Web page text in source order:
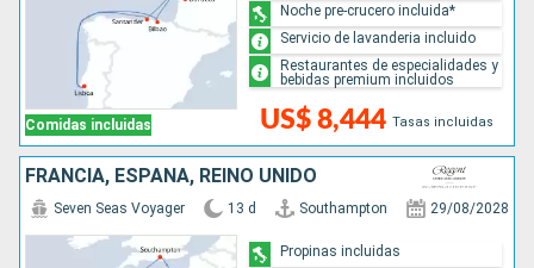
Comidas incluidas US$ 8,444 Tasas incluidas
Noche pre-crucero incluida*
Servicio de lavanderia incluido
Restaurantes de especialidades y
bebidas premium incluidos
FRANCIA, ESPAÑA, REINO UNIDO
Seven Seas Voyager 13 d Southampton 29/08/2028
Propinas incluidas